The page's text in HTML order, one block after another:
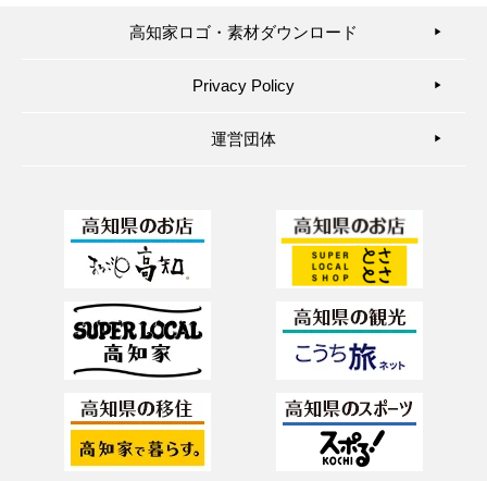
高知家ロゴ・素材ダウンロード ▶︎
Privacy Policy ▶︎
運営団体 ▶︎